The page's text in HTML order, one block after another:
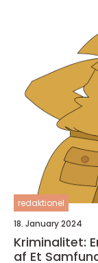
redaktionel
18. January 2024
Kriminalitet:
af Et